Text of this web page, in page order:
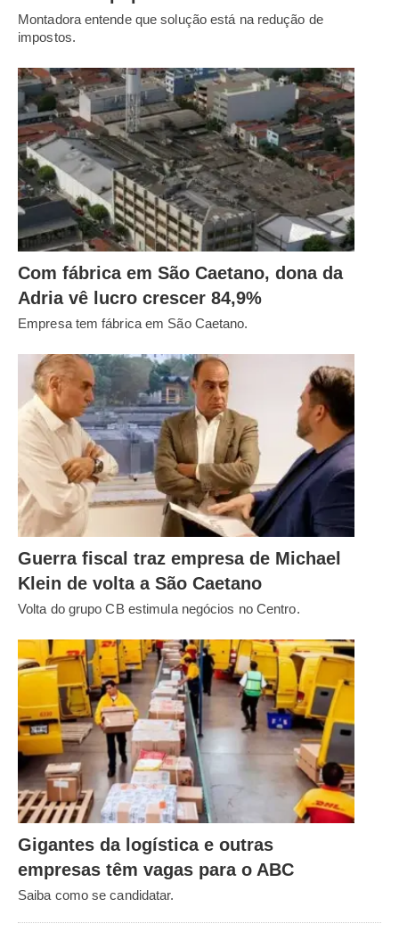
Montadora entende que solução está na redução de
impostos.
Com fábrica em São Caetano, dona da
Adria vê lucro crescer 84,9%
Empresa tem fábrica em São Caetano.
Guerra fiscal traz empresa de Michael
Klein de volta a São Caetano
Volta do grupo CB estimula negócios no Centro.
Gigantes da logística e outras
empresas têm vagas para o ABC
Saiba como se candidatar.